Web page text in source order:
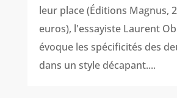
leur place (Éditions Magnus,
euros), l'essayiste Laurent
évoque les spécificités des
dans un style décapant....